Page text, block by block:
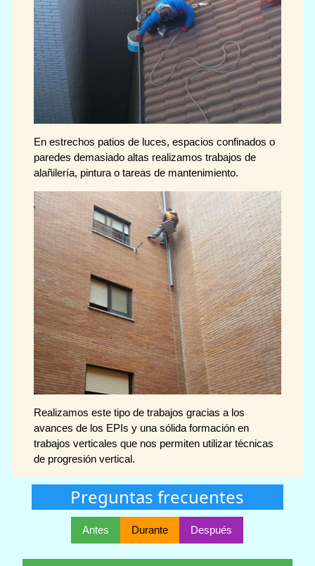
En estrechos patios de luces, espacios confinados o
paredes demasiado altas realizamos trabajos de
alañilería, pintura o tareas de mantenimiento.
Realizamos este tipo de trabajos gracias a los
avances de los EPIs y una sólida formación en
trabajos verticales que nos permiten utilizar técnicas
de progresión vertical.
Preguntas frecuentes
Antes Durante Después